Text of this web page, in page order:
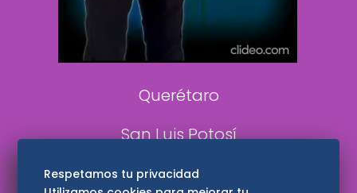
Aviso Oportuno
Consultas
Querétaro
San Luis Potosí
Edomex
Respetamos tu privacidad